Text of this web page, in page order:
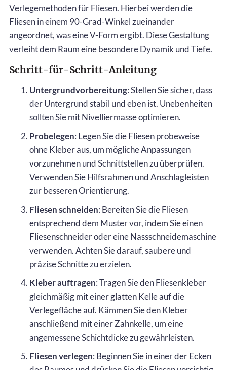
Verlegemethoden für Fliesen. Hierbei werden die
Fliesen in einem 90-Grad-Winkel zueinander
angeordnet, was eine V-Form ergibt. Diese Gestaltung
verleiht dem Raum eine besondere Dynamik und Tiefe.
Schritt-für-Schritt-Anleitung
Untergrundvorbereitung: Stellen Sie sicher, dass
der Untergrund stabil und eben ist. Unebenheiten
sollten Sie mit Nivelliermasse optimieren.
Probelegen: Legen Sie die Fliesen probeweise
ohne Kleber aus, um mögliche Anpassungen
vorzunehmen und Schnittstellen zu überprüfen.
Verwenden Sie Hilfsrahmen und Anschlagleisten
zur besseren Orientierung.
Fliesen schneiden: Bereiten Sie die Fliesen
entsprechend dem Muster vor, indem Sie einen
Fliesenschneider oder eine Nassschneidemaschine
verwenden. Achten Sie darauf, saubere und
präzise Schnitte zu erzielen.
Kleber auftragen: Tragen Sie den Fliesenkleber
gleichmäßig mit einer glatten Kelle auf die
Verlegefläche auf. Kämmen Sie den Kleber
anschließend mit einer Zahnkelle, um eine
angemessene Schichtdicke zu gewährleisten.
Fliesen verlegen: Beginnen Sie in einer der Ecken